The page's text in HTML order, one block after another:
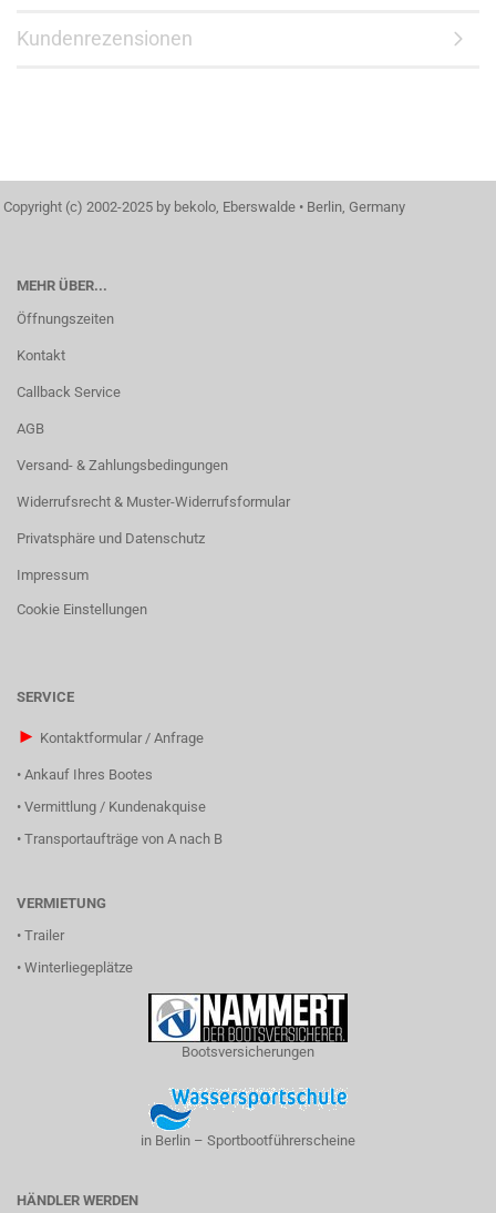
Kundenrezensionen
Copyright (c) 2002-2025 by bekolo, Eberswalde • Berlin, Germany
MEHR ÜBER...
Öffnungszeiten
Kontakt
Callback Service
AGB
Versand- & Zahlungsbedingungen
Widerrufsrecht & Muster-Widerrufsformular
Privatsphäre und Datenschutz
Impressum
Cookie Einstellungen
SERVICE
► Kontaktformular / Anfrage
• Ankauf Ihres Bootes
• Vermittlung / Kundenakquise
• Transportaufträge von A nach B
VERMIETUNG
• Trailer
• Winterliegeplätze
Bootsversicherungen
in Berlin – Sportbootführerscheine
HÄNDLER WERDEN